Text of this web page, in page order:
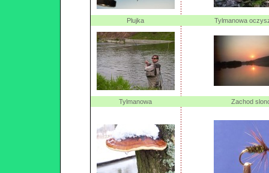
Plujka Tylmanowa
Tylmanowa Zachod